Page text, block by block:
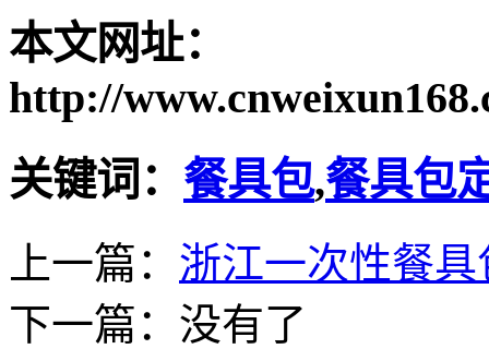
本文网址：
http://
关键词： 餐具包,餐具包
上一篇： 浙江一次性餐具
下一篇： 没有了